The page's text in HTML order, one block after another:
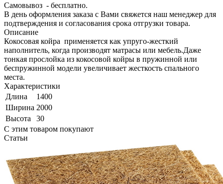
Самовывоз - бесплатно.
В день оформления заказа с Вами свяжется наш менеджер для
подтверждения и согласования срока отгрузки товара.
Описание
Кокосовая койра применяется как упруго-жесткий
наполнитель, когда производят матрасы или мебель.Даже
тонкая прослойка из кокосовой койры в пружинной или
беспружинной модели увеличивает жесткость спального
места.
Характеристики
Длина
1400
Ширина 2000
Высота
30
С этим товаром покупают
Статьи